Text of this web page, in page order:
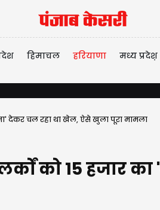
हिमाचल हरियाणा मध्य प्रदेश़
देकर चल रहा था खेल, ऐसे खुला पूरा मामला
को 15 हजार